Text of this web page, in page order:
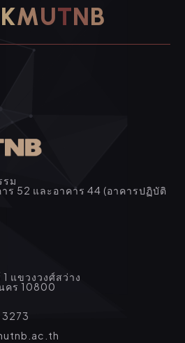
KMUTNB
ม
ร 52 และอาคาร 44 (อาคารปฏิบัติ
แขวงวงศ์สว่าง
คร 10800